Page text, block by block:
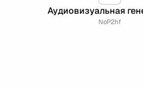
Аудиовизуальная
NoP2hf